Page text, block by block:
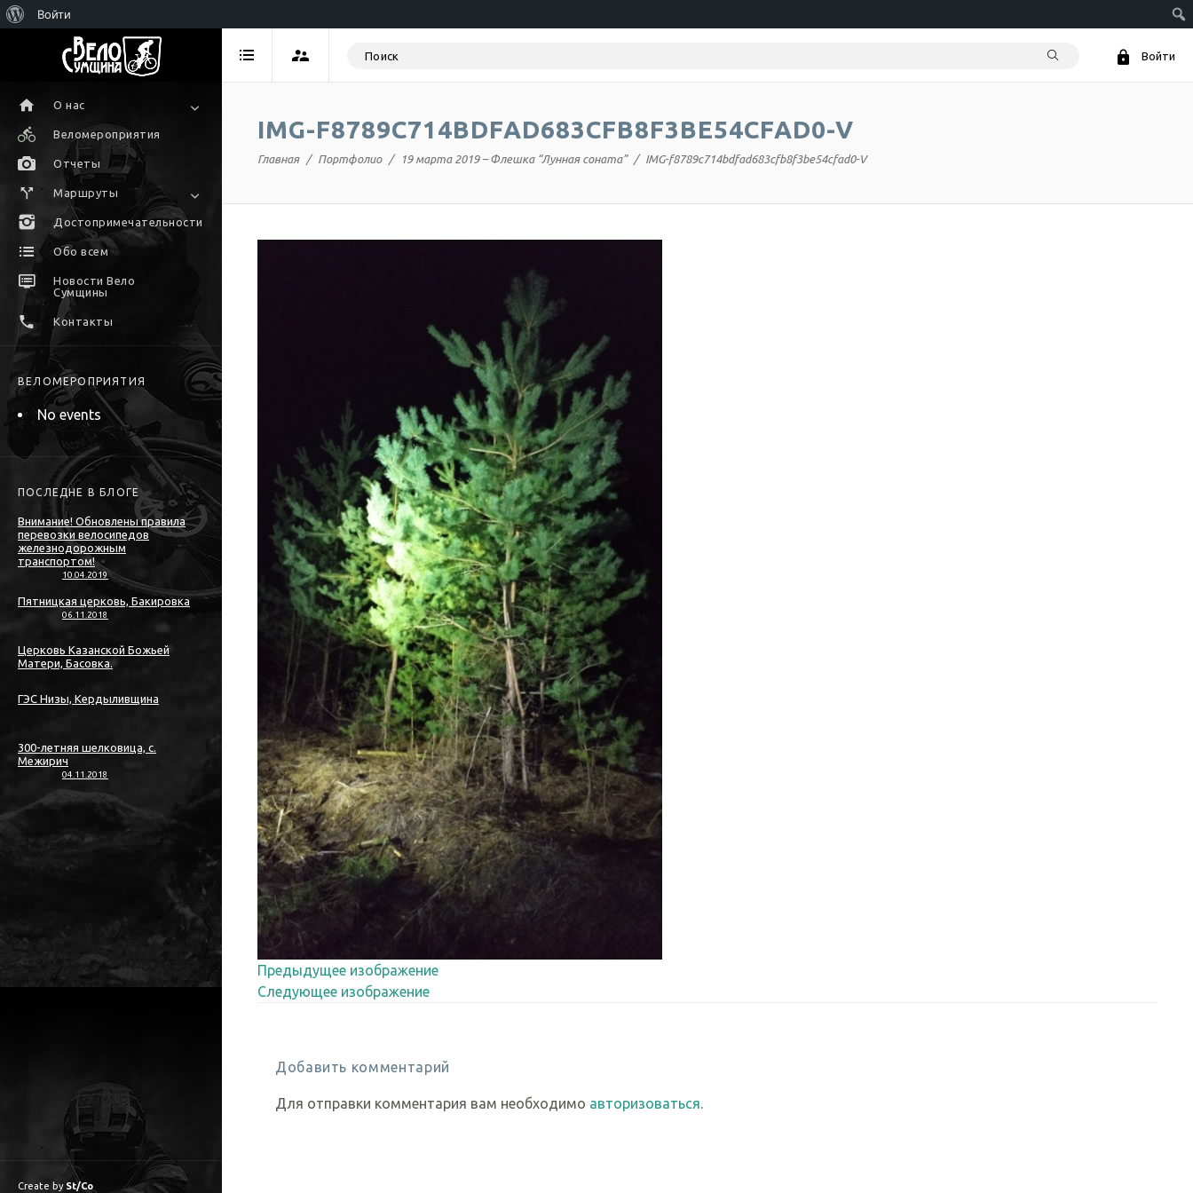
О нас
Веломероприятия
Отчеты
Маршруты
Достопримечательности
Обо всем
Новости Вело
Сумщины
Контакты
ВЕЛОМЕРОПРИЯТИЯ
No events
ПОСЛЕДНЕ В БЛОГЕ
Внимание! Обновлены правила
перевозки велосипедов
железнодорожным
транспортом!
10.04.2019
Пятницкая церковь, Бакировка
06.11.2018
Церковь Казанской Божьей
Матери, Басовка.
ГЭС Низы, Кердыливщина
300-летняя шелковица, с.
Межирич
04.11.2018
Create by St/Co
Войти
IMG-F8789C714BDFAD683CFB8F3BE54CFAD0-V
Главная Портфолио 19 марта 2019 – Флешка “Лунная соната” IMG-f8789c714bdfad683cfb8f3be54cfad0-V
Предыдущее изображение
Следующее изображение
Добавить комментарий
Для отправки комментария вам необходимо авторизоваться.
Войти